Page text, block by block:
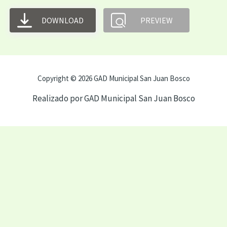
DOWNLOAD PREVIEW
Copyright © 2026 GAD Municipal San Juan Bosco
Realizado por GAD Municipal San Juan Bosco